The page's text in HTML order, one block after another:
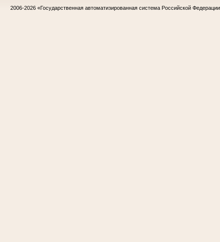
2006-2026 «Государственная автоматизированная система Российской